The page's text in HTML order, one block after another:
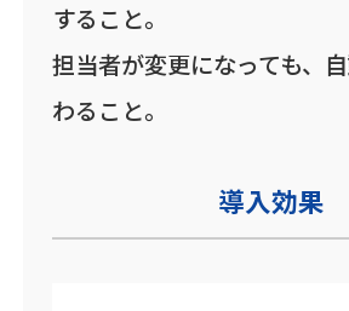
すること。
担当者が変更になっても、
わること。
導入効果